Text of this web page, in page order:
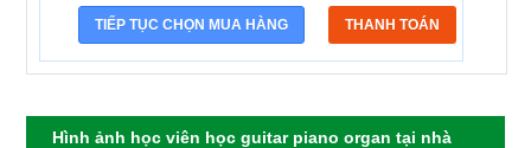
Hình ảnh học viên học guitar piano organ tại nhà